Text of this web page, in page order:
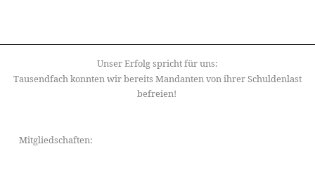
Unser Erfolg spricht für uns:
Tausendfach konnten wir bereits Mandanten von ihrer Schuldenlast
befreien!
Mitgliedschaften: